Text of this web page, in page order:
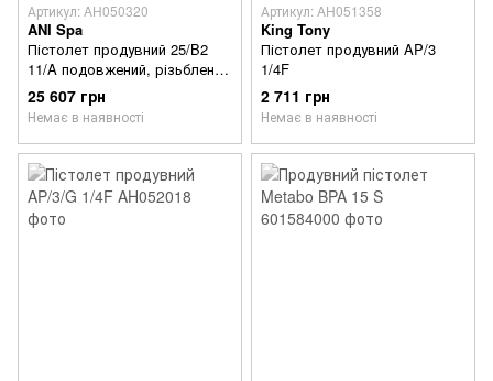
Артикул: AH050320
ANI Spa
Пістолет продувний 25/B2
11/A подовжений, різьблення
1/4" нар.
25 607 грн
Немає в наявності
Артикул: AH051358
King Tony
Пістолет продувний AP/3
1/4F
2 711 грн
Немає в наявності